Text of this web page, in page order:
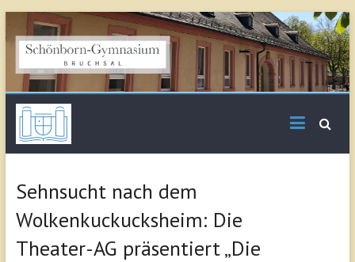
to
content
Gymnasium Bruchsal
Sehnsucht nach dem
Wolkenkuckucksheim: Die
Theater-AG präsentiert „Die